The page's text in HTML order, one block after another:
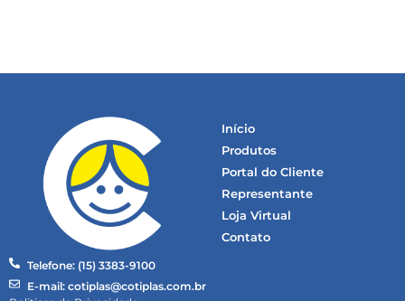
Início
Produtos
Portal do Cliente
Representante
Loja Virtual
Contato
Telefone: (15) 3383-9100
E-mail: cotiplas@cotiplas.com.br